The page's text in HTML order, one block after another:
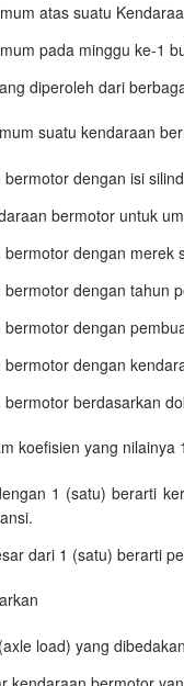
atas suatu
pada minggu ke-1
diperoleh dari
suatu kendaraan
dengan isi
bermotor untuk
dengan merek
dengan tahun
dengan
dengan
berdasarkan
koefisien yang nilainya
1 (satu) berarti
dari 1 (satu) berarti
load) yang